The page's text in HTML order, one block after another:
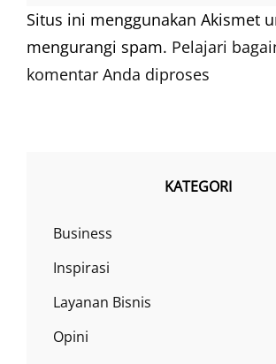
Situs ini menggunakan Akismet
mengurangi spam. Pelajari
komentar Anda diproses
KATEGORI
Business
Inspirasi
Layanan Bisnis
Opini